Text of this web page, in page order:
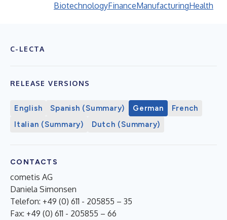
BiotechnologyFinanceManufacturingHealth
C-LECTA
RELEASE VERSIONS
English Spanish (Summary) German
French
Italian (Summary)
Dutch (Summary)
CONTACTS
cometis AG
Daniela Simonsen
Telefon: +49 (0) 611 - 205855 – 35
Fax: +49 (0) 611 - 205855 – 66